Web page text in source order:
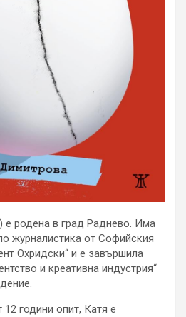
е родена в град Раднево. Има
журналистика от Софийския
Охридски“ и е завършила
и креативна индустрия“
години опит, Катя е